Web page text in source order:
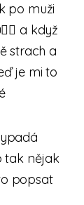
po muži
a když
strach a
je mi to
tak nějak
popsat